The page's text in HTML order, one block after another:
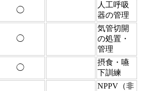
◯
人工呼吸
器の管理
◯
気管切開
の処置・
管理
◯
摂食・嚥
下訓練
NPPV（非